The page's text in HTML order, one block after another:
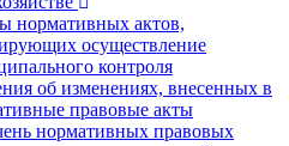
нормативных актов,
осуществление
контроля
об изменениях, внесенных в
правовые акты
нормативных правовых